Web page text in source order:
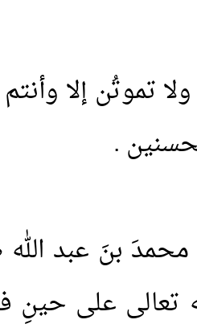
ولا تموتُن إلا
.
محمدَ بنَ عبد
تعالى على